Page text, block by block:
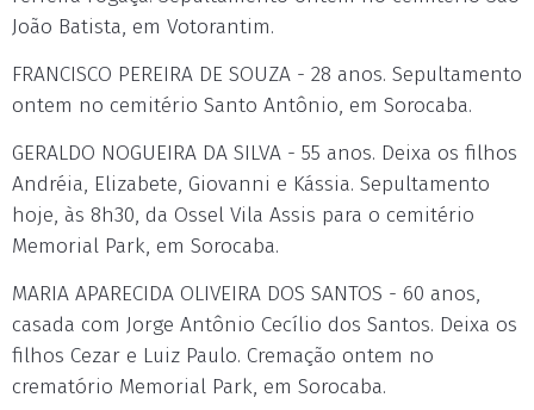
João Batista, em Votorantim.
FRANCISCO PEREIRA DE SOUZA - 28 anos. Sepultamento
ontem no cemitério Santo Antônio, em Sorocaba.
GERALDO NOGUEIRA DA SILVA - 55 anos. Deixa os filhos
Andréia, Elizabete, Giovanni e Kássia. Sepultamento
hoje, às 8h30, da Ossel Vila Assis para o cemitério
Memorial Park, em Sorocaba.
MARIA APARECIDA OLIVEIRA DOS SANTOS - 60 anos,
casada com Jorge Antônio Cecílio dos Santos. Deixa os
filhos Cezar e Luiz Paulo. Cremação ontem no
crematório Memorial Park, em Sorocaba.